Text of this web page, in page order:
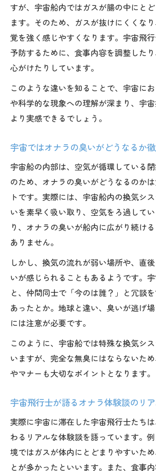
宇宙を感じられるおすすめグ
紹介
宇宙好き中学生に喜ばれるア
方
宇宙への好奇心を刺激するプ
イデア
宇宙好き同士で盛り上がるプ
談
迫る
宇宙空間でしか見られない現
解説
宇宙の不思議な現象のメカニ
く紹介
宇宙で観測された驚きの結果
探る
宇宙好き中学生が知っておき
とめ
宇宙現象の理由を専門家の意
く
宇宙の面白さを深掘りする学びと
験
宇宙の面白さに触れる新しい
紹介
め
宇宙の知識を深めるための学
解説
宇宙を題材にした学習活動の
すが、宇宙船内ではガスが腸の中にと
ます。そのため、ガスが抜けにくくな
覚を強く感じやすくなります。宇宙飛
予防するために、食事内容を調整した
心がけたりしています。
このような違いを知ることで、宇宙に
や科学的な現象への理解が深まり、宇
より実感できるでしょう。
宇宙ではオナラの臭いがどうなるか
宇宙船の内部は、空気が循環している
のため、オナラの臭いがどうなるのか
トです。実際には、宇宙船内の換気シ
いを素早く吸い取り、空気をろ過して
り、オナラの臭いが船内に広がり続け
ありません。
しかし、換気の流れが弱い場所や、直
いが感じられることもあるようです。
と、仲間同士で「今のは誰？」と冗談
あったとか。地球と違い、臭いが逃げ
には注意が必要です。
このように、宇宙船では特殊な換気シ
いますが、完全な無臭にはならないた
やマナーも大切なポイントとなります。
宇宙飛行士が語るオナラ体験談のリ
実際に宇宙に滞在した宇宙飛行士たち
わるリアルな体験談を語っています。
境ではガスが体内にとどまりやすいた
とが多かったといいます。また、食事